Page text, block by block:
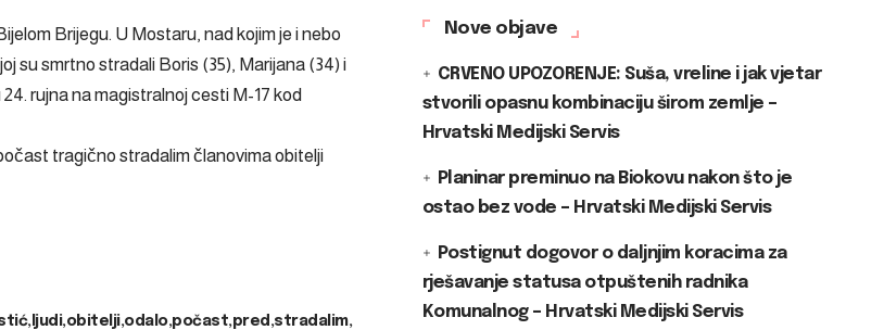
Brijegu. U Mostaru, nad kojim je i nebo
su smrtno stradali Boris (35), Marijana (34) i
rujna na magistralnoj cesti M-17 kod
tragično stradalim članovima obitelji
ljudi obitelji odalo počast pred stradalim
Nove objave
CRVENO UPOZORENJE: Suša, vreline i jak vjetar
stvorili opasnu kombinaciju širom zemlje –
Hrvatski Medijski Servis
Planinar preminuo na Biokovu nakon što je
ostao bez vode – Hrvatski Medijski Servis
Postignut dogovor o daljnjim koracima za
rješavanje statusa otpuštenih radnika
Komunalnog – Hrvatski Medijski Servis